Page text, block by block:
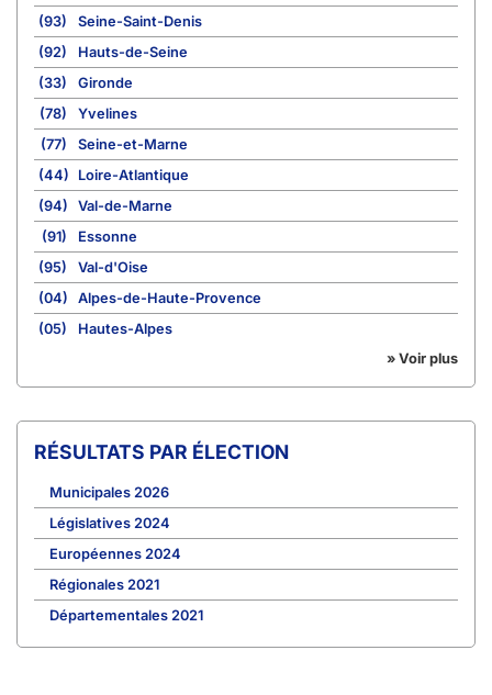
(93)
Seine-Saint-Denis
(92)
Hauts-de-Seine
(33)
Gironde
(78)
Yvelines
(77)
Seine-et-Marne
(44)
Loire-Atlantique
(94)
Val-de-Marne
(91)
Essonne
(95)
Val-d'Oise
(04)
Alpes-de-Haute-Provence
(05)
Hautes-Alpes
» Voir plus
RÉSULTATS PAR ÉLECTION
Municipales 2026
Législatives 2024
Européennes 2024
Régionales 2021
Départementales 2021